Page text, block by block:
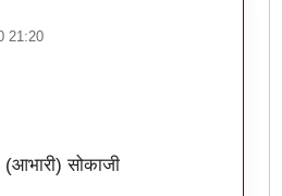
21:20
(आभारी) सोकाजी